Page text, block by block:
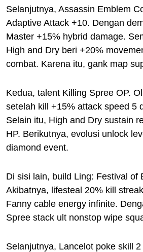
Selanjutnya, Assassin Emblem
Adaptive Attack +10. Dengan
Master +15% hybrid damage.
High and Dry beri +20%
combat. Karena itu, gank map
Kedua, talent Killing Spree OP.
setelah kill +15% attack speed 5
Selain itu, High and Dry sustain
HP. Berikutnya, evolusi unlock
diamond event.
Di sisi lain, build Ling: Festival of
Akibatnya, lifesteal 20% kill
Fanny cable energy infinite.
Spree stack ult nonstop wipe
Selanjutnya, Lancelot poke skill